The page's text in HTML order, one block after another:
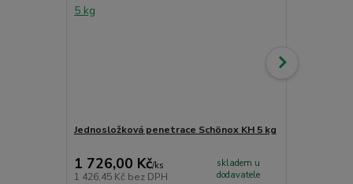
Jednosložková penetrace Schönox KH 5 kg
1 726,00 Kč/ks
1 426,45 Kč bez DPH
skladem u
dodavatele